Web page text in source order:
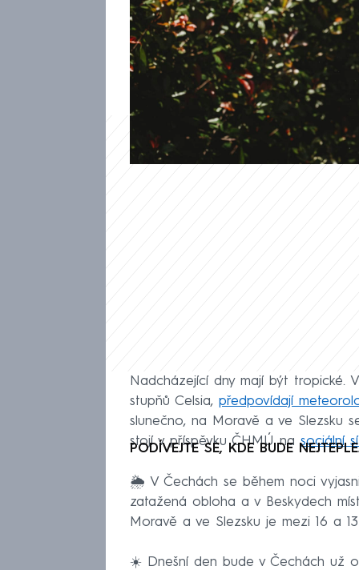
Česko se může v dalších
atakovat tropickou hranici
Českého
nejtepleji?
Nadcházející dny mají být tropické.
stupňů Celsia, předpovídají
slunečno, na Moravě a ve Slezsku
stojí v příspěvku ČHMÚ nasociální
PODÍVEJTE SE, KDE BUDE
🌦️ V Čechách se během noci
zatažená obloha a v Beskydech
Moravě a ve Slezsku je mezi 16 a 13
☀️ Dnešní den bude v Čechách už